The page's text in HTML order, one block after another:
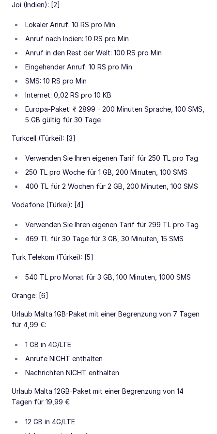
Joi (Indien): [2]
Lokaler Anruf: 10 RS pro Min
Anruf nach Indien: 10 RS pro Min
Anruf in den Rest der Welt: 100 RS pro Min
Eingehender Anruf: 10 RS pro Min
SMS: 10 RS pro Min
Internet: 0,02 RS pro 10 KB
Europa-Paket: ₹ 2899 - 200 Minuten Sprache, 100 SMS,
5 GB gültig für 30 Tage
Turkcell (Türkei): [3]
Verwenden Sie Ihren eigenen Tarif für 250 TL pro Tag
250 TL pro Woche für 1 GB, 200 Minuten, 100 SMS
400 TL für 2 Wochen für 2 GB, 200 Minuten, 100 SMS
Vodafone (Türkei): [4]
Verwenden Sie Ihren eigenen Tarif für 299 TL pro Tag
469 TL für 30 Tage für 3 GB, 30 Minuten, 15 SMS
Turk Telekom (Türkei): [5]
540 TL pro Monat für 3 GB, 100 Minuten, 1000 SMS
Orange: [6]
Urlaub Malta 1GB-Paket mit einer Begrenzung von 7 Tagen
für 4,99 €:
1 GB in 4G/LTE
Anrufe NICHT enthalten
Nachrichten NICHT enthalten
Urlaub Malta 12GB-Paket mit einer Begrenzung von 14
Tagen für 19,99 €:
12 GB in 4G/LTE